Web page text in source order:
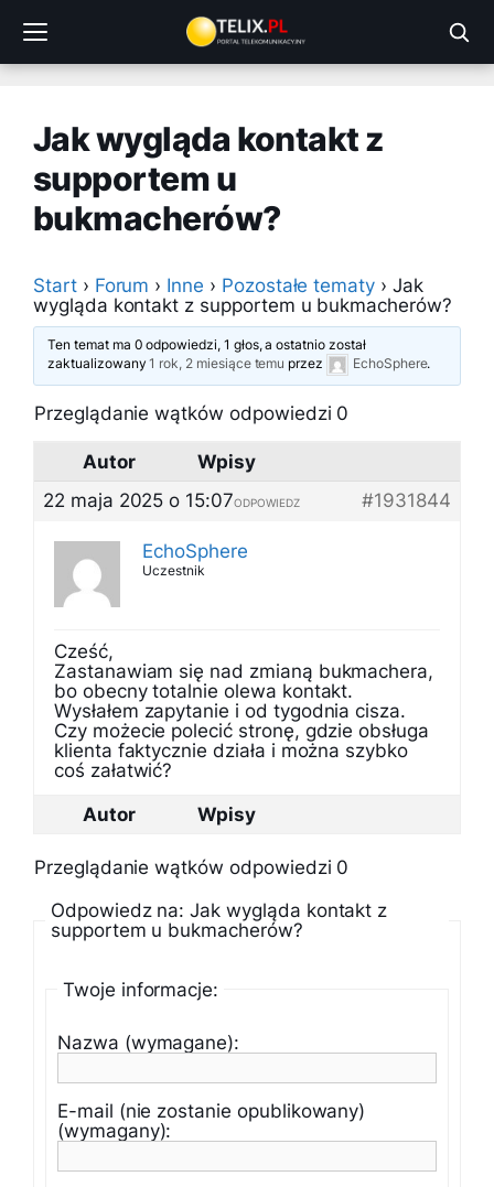
treści
Jak wygląda kontakt z
supportem u
bukmacherów?
Start › Forum › Inne › Pozostałe tematy › Jak
wygląda kontakt z supportem u bukmacherów?
Ten temat ma 0 odpowiedzi, 1 głos, a ostatnio został
zaktualizowany1 rok, 2 miesiące temu przez EchoSphere.
Przeglądanie wątków odpowiedzi 0
Autor
Wpisy
22 maja 2025 o 15:07
#1931844
ODPOWIEDZ
EchoSphere
Uczestnik
Cześć,
Zastanawiam się nad zmianą bukmachera,
bo obecny totalnie olewa kontakt.
Wysłałem zapytanie i od tygodnia cisza.
Czy możecie polecić stronę, gdzie obsługa
klienta faktycznie działa i można szybko
coś załatwić?
Autor
Wpisy
Przeglądanie wątków odpowiedzi 0
Odpowiedz na: Jak wygląda kontakt z
supportem u bukmacherów?
Twoje informacje:
Nazwa (wymagane):
E-mail (nie zostanie opublikowany)
(wymagany):